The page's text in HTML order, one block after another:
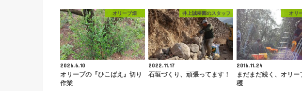
オリーブ畑
2026.6.10
オリーブの『ひこばえ』切り
作業
井上誠耕園のスタッフ
2022.11.17
石垣づくり、頑張ってます！
オリ
2016.11.24
まだまだ続く、オリー
穫